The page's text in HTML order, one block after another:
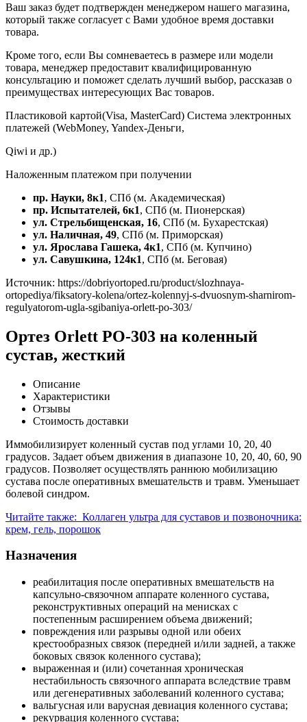
Ваш заказ будет подтвержден менеджером нашего магазина,
который также согласует с Вами удобное время доставки
товара.
Кроме того, если Вы сомневаетесь в размере или модели
товара, менеджер предоставит квалифицированную
консультацию и поможет сделать лучший выбор, рассказав о
преимуществах интересующих Вас товаров.
Пластиковой картой(Visa, MasterCard) Система электронных
платежей (WebMoney, Yandex-Деньги,
Qiwi и др.)
Наложенным платежом при получении
пр. Науки, 8к1, СПб (м. Академическая)
пр. Испытателей, 6к1, СПб (м. Пионерская)
ул. Стрельбищенская, 16, СПб (м. Бухарестская)
ул. Наличная, 49, СПб (м. Приморская)
ул. Ярослава Гашека, 4к1, СПб (м. Купчино)
ул. Савушкина, 124к1, СПб (м. Беговая)
Источник: https://dobriyortoped.ru/product/slozhnaya-
ortopediya/fiksatory-kolena/ortez-kolennyj-s-dvuosnym-sharnirom-
regulyatorom-ugla-sgibaniya-orlett-po-303/
Ортез Orlett PO-303 на коленный
сустав, жесткий
Описание
Характеристики
Отзывы
Стоимость доставки
Иммобилизирует коленный сустав под углами 10, 20, 40
градусов. Задает объем движения в диапазоне 10, 20, 40, 60, 90
градусов. Позволяет осуществлять раннюю мобилизацию
сустава после оперативных вмешательств и травм. Уменьшает
болевой синдром.
Читайте также: Коллаген ультра для суставов и позвоночника:
крем, гель, порошок
Назначения
реабилитация после оперативных вмешательств на
капсульно-связочном аппарате коленного сустава,
реконструктивных операций на менисках с
постепенным расширением объема движений;
повреждения или разрывы одной или обеих
крестообразных связок (передней и/или задней, а также
боковых связок коленного сустава);
выраженная и (или) сочетанная хроническая
нестабильность связочного аппарата вследствие травм
или дегенеративных заболеваний коленного сустава;
вальгусная или варусная девиация коленного сустава;
рекурвация коленного сустава;